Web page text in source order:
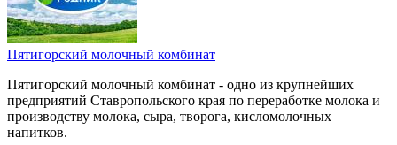
Пятигорский молочный комбинат
Пятигорский молочный комбинат - одно из крупнейших
предприятий Ставропольского края по переработке молока и
производству молока, сыра, творога, кисломолочных
напитков.